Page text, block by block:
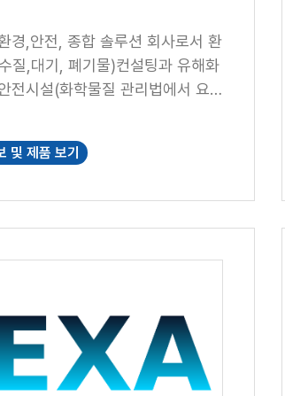
경,안전, 종합 솔루션 회사로서 환
질,대기, 폐기물)컨설팅과 유해화
전시설(화학물질 관리법에서 요
호구판매, iot설치, 누액감지기 설
다.
및 제품 보기